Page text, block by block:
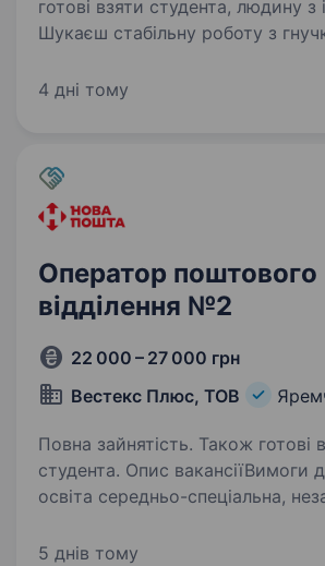
готові взяти студента, людину з
Шукаєш стабільну роботу з
сильної команди? У
можливість будувати…
4 дні тому
Оператор поштового
відділення №2
22 000 – 27 000 грн
Вестекс Плюс, ТОВ
Повна зайнятість. Також готові
студента. Опис вакансіїВимоги до кандидата:
освіта середньо-спеціальна,
впевнений користувач ПК; набір тексту від 100
5 днів тому